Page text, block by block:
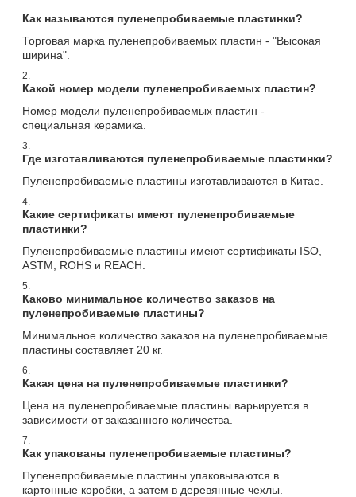
Как называются пуленепробиваемые пластинки?
Торговая марка пуленепробиваемых пластин - "Высокая
ширина".
2.
Какой номер модели пуленепробиваемых пластин?
Номер модели пуленепробиваемых пластин -
специальная керамика.
3.
Где изготавливаются пуленепробиваемые пластинки?
Пуленепробиваемые пластины изготавливаются в Китае.
4.
Какие сертификаты имеют пуленепробиваемые
пластинки?
Пуленепробиваемые пластины имеют сертификаты ISO,
ASTM, ROHS и REACH.
5.
Каково минимальное количество заказов на
пуленепробиваемые пластины?
Минимальное количество заказов на пуленепробиваемые
пластины составляет 20 кг.
6.
Какая цена на пуленепробиваемые пластинки?
Цена на пуленепробиваемые пластины варьируется в
зависимости от заказанного количества.
7.
Как упакованы пуленепробиваемые пластины?
Пуленепробиваемые пластины упаковываются в
картонные коробки, а затем в деревянные чехлы.